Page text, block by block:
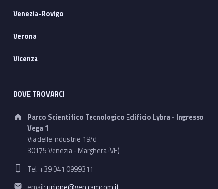
Venezia-Rovigo
Verona
Vicenza
DOVE TROVARCI
Address:
Parco Scientifico Tecnologico Edificio Lybra - Ingresso
Vega 1
Via delle Industrie 19/d
30175 Venezia - Marghera (VE)
Phone number:
Tel. +39 041 0999311
Email address: